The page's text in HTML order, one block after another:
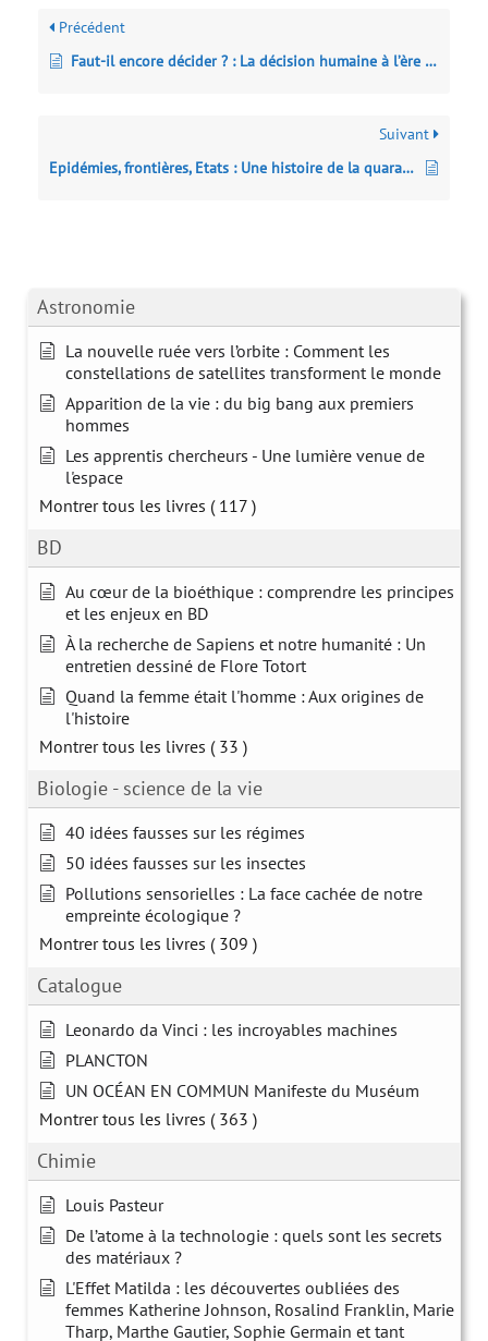
Astronomie
La nouvelle ruée vers l’orbite : Comment les
constellations de satellites transforment le monde
Apparition de la vie : du big bang aux premiers
hommes
Les apprentis chercheurs - Une lumière venue de
l'espace
Montrer tous les livres ( 117 )
BD
Au cœur de la bioéthique : comprendre les principes
et les enjeux en BD
À la recherche de Sapiens et notre humanité : Un
entretien dessiné de Flore Totort
Quand la femme était l'homme : Aux origines de
l'histoire
Montrer tous les livres ( 33 )
Biologie - science de la vie
40 idées fausses sur les régimes
50 idées fausses sur les insectes
Pollutions sensorielles : La face cachée de notre
empreinte écologique ?
Montrer tous les livres ( 309 )
Catalogue
Leonardo da Vinci : les incroyables machines
PLANCTON
UN OCÉAN EN COMMUN Manifeste du Muséum
Montrer tous les livres ( 363 )
Chimie
Louis Pasteur
De l’atome à la technologie : quels sont les secrets
des matériaux ?
L'Effet Matilda : les découvertes oubliées des
femmes Katherine Johnson, Rosalind Franklin, Marie
Tharp, Marthe Gautier, Sophie Germain et tant
Précédent
Faut-il encore décider ? : La décision humaine à l’ère de l’intelligence artificielle
Suivant
Epidémies, frontières, Etats : Une histoire de la quarantaine